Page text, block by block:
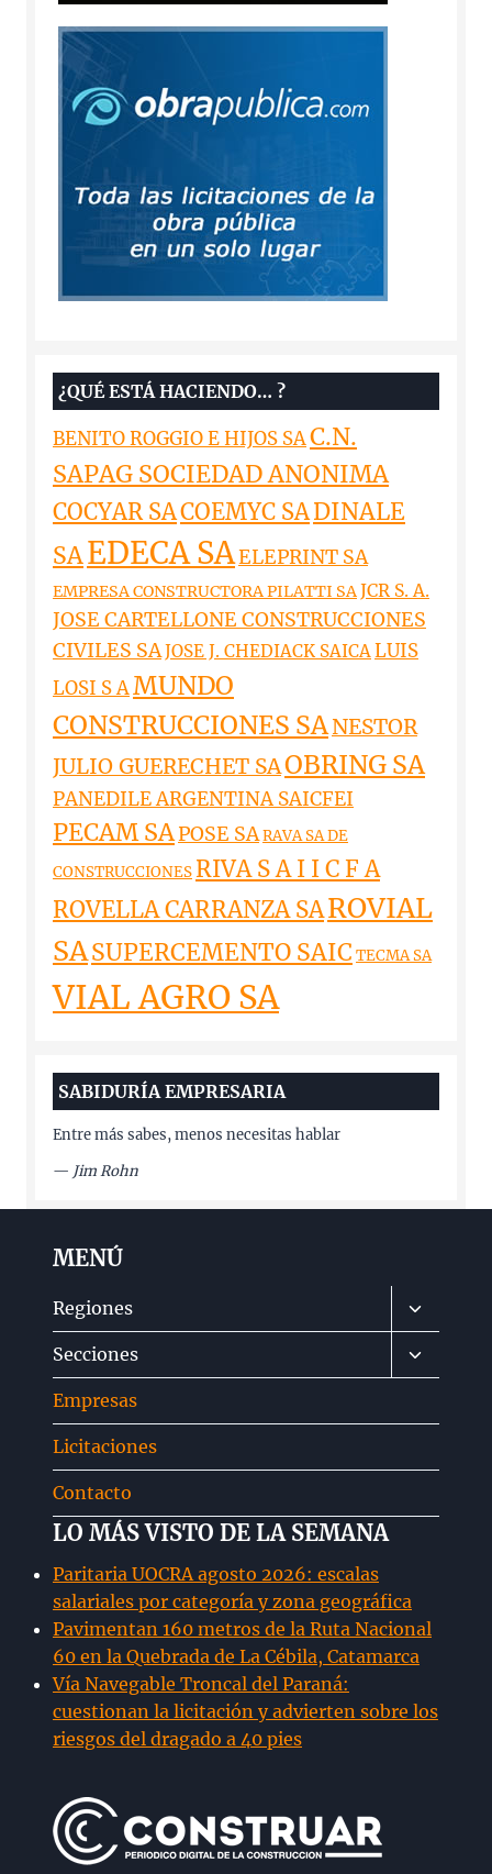
¿QUÉ ESTÁ HACIENDO… ?
BENITO ROGGIO E HIJOS SAC.N.
SAPAG SOCIEDAD ANONIMA
COCYAR SACOEMYC SADINALE
SAEDECA SAELEPRINT SA
EMPRESA CONSTRUCTORA PILATTI SAJCR S. A.
JOSE CARTELLONE CONSTRUCCIONES
CIVILES SAJOSE J. CHEDIACK SAICALUIS
LOSI S AMUNDO
CONSTRUCCIONES SANESTOR
JULIO GUERECHET SAOBRING SA
PANEDILE ARGENTINA SAICFEI
PECAM SAPOSE SARAVA SA DE
CONSTRUCCIONES RIVA S A I I C F A
ROVELLA CARRANZA SAROVIAL
SASUPERCEMENTO SAIC TECMA SA
VIAL AGRO SA
SABIDURÍA EMPRESARIA
Entre más sabes, menos necesitas hablar
— Jim Rohn
MENÚ
Regiones
Alternar
menú
hijo
Secciones
Alternar
menú
Empresas
Licitaciones
Contacto
LO MÁS VISTO DE LA SEMANA
Paritaria UOCRA agosto 2026: escalas
salariales por categoría y zona geográfica
Pavimentan 160 metros de la Ruta Nacional
60 en la Quebrada de La Cébila, Catamarca
Vía Navegable Troncal del Paraná:
cuestionan la licitación y advierten sobre los
riesgos del dragado a 40 pies